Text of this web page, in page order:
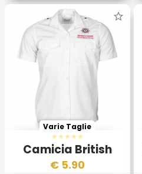
Camicia British
Royal Fire Guards
Varie Taglie
€ 5.90